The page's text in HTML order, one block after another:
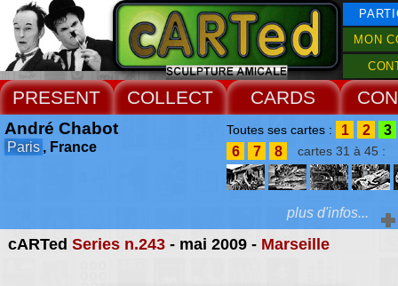
MON
PRESENT COLLECT CARDS
cARTed Series n.243- mai 2009 - Marseille
André Chabot
Paris , France
Toutes ses cartes : 1 2
3
6
7 8 cartes 31 à 45 :
Extras :
plus d'infos...